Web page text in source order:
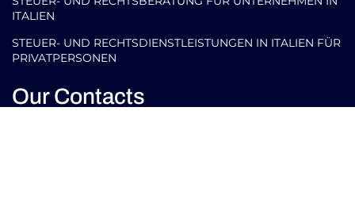
ITALIEN
STEUER- UND RECHTSDIENSTLEISTUNGEN IN ITALIEN FÜR
PRIVATPERSONEN
Our Contacts